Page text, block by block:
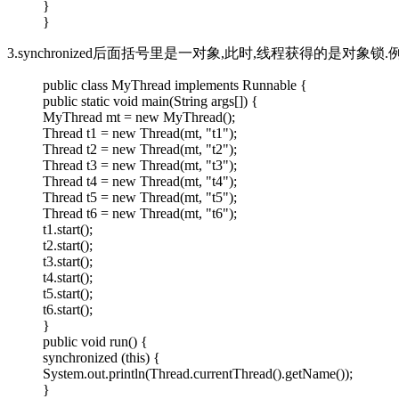
}
}
3.synchronized后面括号里是一对象,此时,线程获得的是对象锁.
public class MyThread implements Runnable {
public static void main(String args[]) {
MyThread mt = new MyThread();
Thread t1 = new Thread(mt, "t1");
Thread t2 = new Thread(mt, "t2");
Thread t3 = new Thread(mt, "t3");
Thread t4 = new Thread(mt, "t4");
Thread t5 = new Thread(mt, "t5");
Thread t6 = new Thread(mt, "t6");
t1.start();
t2.start();
t3.start();
t4.start();
t5.start();
t6.start();
}
public void run() {
synchronized (this) {
System.out.println(Thread.currentThread().getName());
}